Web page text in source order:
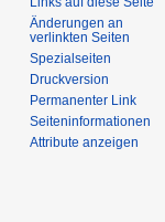
Änderungen an
verlinkten Seiten
Spezialseiten
Druckversion
Permanenter Link
Seiten­­informationen
Attribute anzeigen